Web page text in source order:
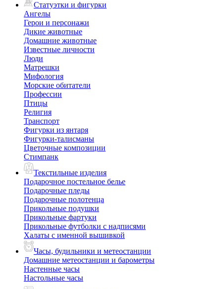
Статуэтки и фигурки
Ангелы
Герои и персонажи
Дикие животные
Домашние животные
Известные личности
Люди
Матрешки
Мифология
Морские обитатели
Профессии
Птицы
Религия
Транспорт
Фигурки из янтаря
Фигурки-талисманы
Цветочные композиции
Стимпанк
Текстильные изделия
Подарочное постельное белье
Подарочные пледы
Подарочные полотенца
Прикольные подушки
Прикольные фартуки
Прикольные футболки с надписями
Халаты с именной вышивкой
Часы, будильники и метеостанции
Домашние метеостанции и барометры
Настенные часы
Настольные часы